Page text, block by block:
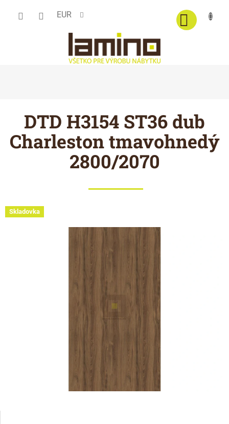
EUR
DTD H3154 ST36 dub
Charleston tmavohnedý
2800/2070
Skladovka